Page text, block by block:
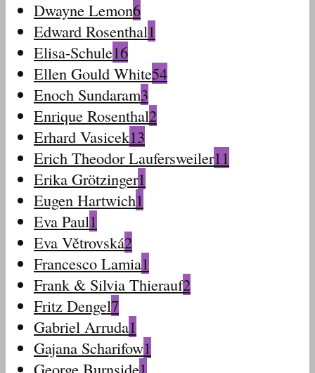
Dwayne Lemon6
Edward Rosenthal1
Elisa-Schule16
Ellen Gould White54
Enoch Sundaram3
Enrique Rosenthal2
Erhard Vasicek13
Erich Theodor Laufersweiler11
Erika Grötzinger1
Eugen Hartwich1
Eva Paul1
Eva Větrovská2
Francesco Lamia1
Frank & Silvia Thierauf2
Fritz Dengel7
Gabriel Arruda1
Gajana Scharifow1